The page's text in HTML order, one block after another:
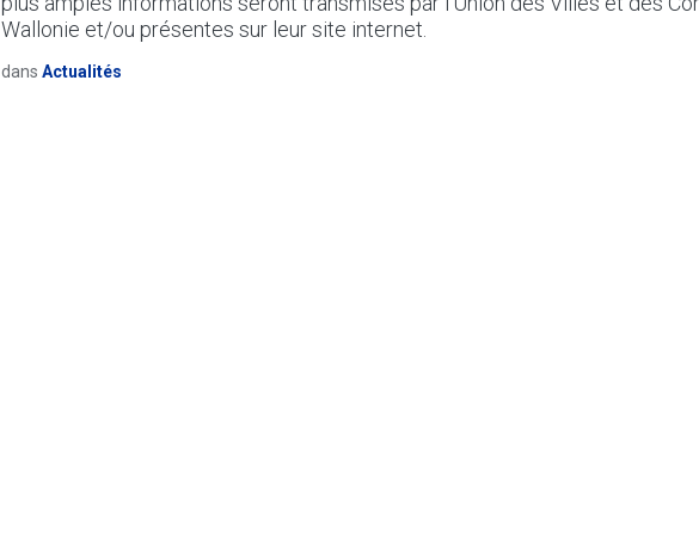
Wallonie et/ou présentes sur leur site internet.
dans Actualités